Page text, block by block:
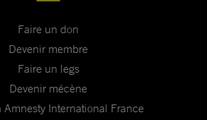
Faire un don
Devenir membre
Faire un legs
Devenir mécène
Amnesty International France